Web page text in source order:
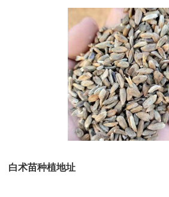
白术苗种植地址